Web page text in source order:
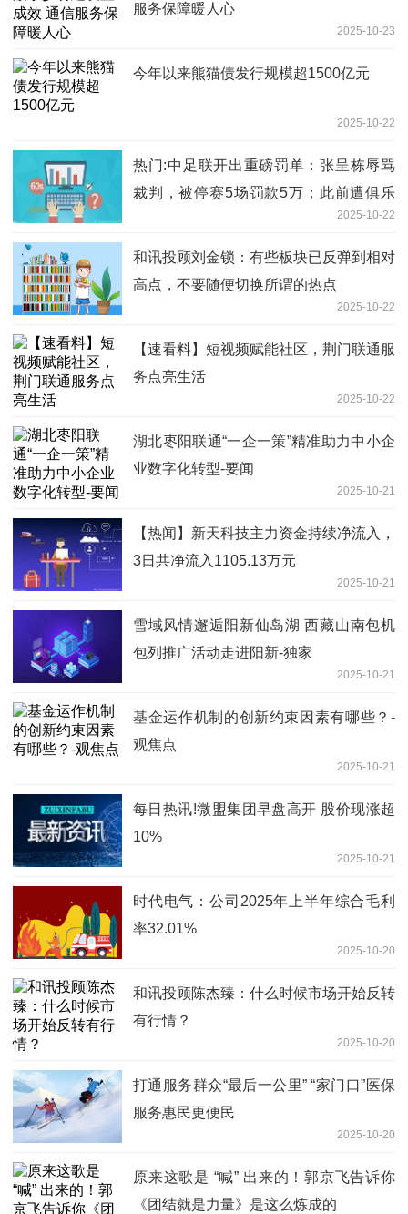
服务保障暖人心
2025-10-23
今年以来熊猫债发行规模超1500亿元
2025-10-22
热门:中足联开出重磅罚单：张呈栋辱骂
裁判，被停赛5场罚款5万；此前遭俱乐
2025-10-22
和讯投顾刘金锁：有些板块已反弹到相对
高点，不要随便切换所谓的热点
2025-10-22
【速看料】短视频赋能社区，荆门联通服
务点亮生活
2025-10-22
湖北枣阳联通“一企一策”精准助力中小企
业数字化转型-要闻
2025-10-21
【热闻】新天科技主力资金持续净流入，
3日共净流入1105.13万元
2025-10-21
雪域风情邂逅阳新仙岛湖 西藏山南包机
包列推广活动走进阳新-独家
2025-10-21
基金运作机制的创新约束因素有哪些？-
观焦点
2025-10-21
每日热讯!微盟集团早盘高开 股价现涨超
10%
2025-10-21
时代电气：公司2025年上半年综合毛利
率32.01%
2025-10-20
和讯投顾陈杰臻：什么时候市场开始反转
有行情？
2025-10-20
打通服务群众“最后一公里” “家门口”医保
服务惠民更便民
2025-10-20
原来这歌是 “喊” 出来的！郭京飞告诉你
《团结就是力量》是这么炼成的